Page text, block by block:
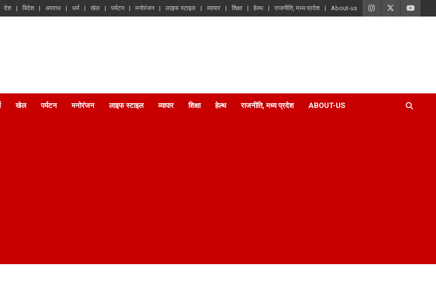
देश विदेश अपराध धर्म खेल पर्यटन मनोरंजन लाइफ स्टाइल व्यापार शिक्षा हेल्थ राजनीति, मध्य प्रदेश About-us
खेल पर्यटन मनोरंजन लाइफ स्टाइल व्यापार शिक्षा हेल्थ राजनीति, मध्य प्रदेश ABOUT-US